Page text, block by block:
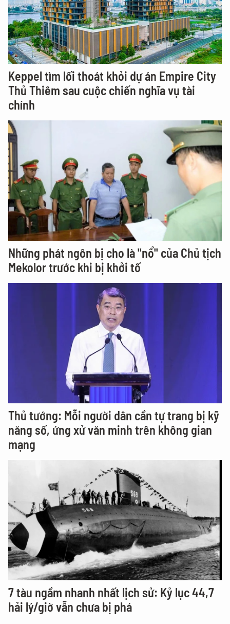
Keppel tìm lối thoát khỏi dự án Empire City
Thủ Thiêm sau cuộc chiến nghĩa vụ tài
chính
Những phát ngôn bị cho là "nổ" của Chủ tịch
Mekolor trước khi bị khởi tố
Thủ tướng: Mỗi người dân cần tự trang bị kỹ
năng số, ứng xử văn minh trên không gian
mạng
7 tàu ngầm nhanh nhất lịch sử: Kỷ lục 44,7
hải lý/giờ vẫn chưa bị phá